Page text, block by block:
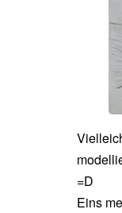
=D
Eins